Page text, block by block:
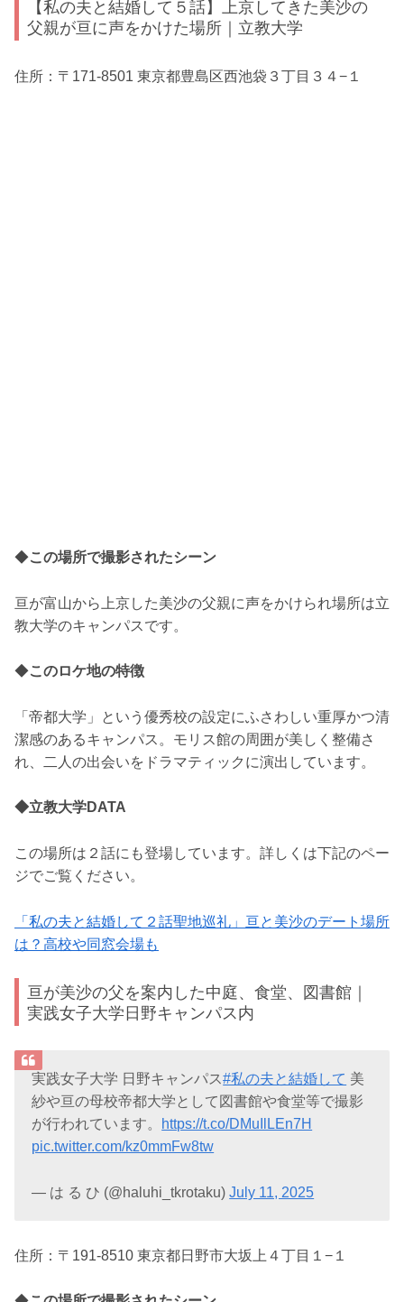
【私の夫と結婚して５話】上京してきた美沙の
父親が亘に声をかけた場所｜立教大学
住所：〒171-8501 東京都豊島区西池袋３丁目３４−１
◆この場所で撮影されたシーン
亘が富山から上京した美沙の父親に声をかけられ場所は立
教大学のキャンパスです。
◆このロケ地の特徴
「帝都大学」という優秀校の設定にふさわしい重厚かつ清
潔感のあるキャンパス。モリス館の周囲が美しく整備さ
れ、二人の出会いをドラマティックに演出しています。
◆立教大学DATA
この場所は２話にも登場しています。詳しくは下記のペー
ジでご覧ください。
「私の夫と結婚して２話聖地巡礼」亘と美沙のデート場所
は？高校や同窓会場も
亘が美沙の父を案内した中庭、食堂、図書館｜
実践女子大学日野キャンパス内
実践女子大学 日野キャンパス#私の夫と結婚して 美
紗や亘の母校帝都大学として図書館や食堂等で撮影
が行われています。
https://t.co/DMuIlLEn7H
pic.twitter.com/kz0mmFw8tw
— は る ひ (@haluhi_tkrotaku)July 11, 2025
住所：〒191-8510 東京都日野市大坂上４丁目１−１